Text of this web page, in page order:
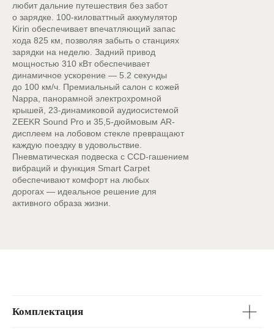
любит дальние путешествия без забот
о зарядке. 100-киловаттный аккумулятор
Kirin обеспечивает впечатляющий запас
хода 825 км, позволяя забыть о станциях
зарядки на неделю. Задний привод
мощностью 310 кВт обеспечивает
динамичное ускорение — 5.2 секунды
до 100 км/ч. Премиальный салон с кожей
Nappa, панорамной электрохромной
крышей, 23-динамиковой аудиосистемой
ZEEKR Sound Pro и 35,5-дюймовым AR-
дисплеем на лобовом стекле превращают
каждую поездку в удовольствие.
Пневматическая подвеска с CCD-гашением
вибраций и функция Smart Carpet
обеспечивают комфорт на любых
дорогах — идеальное решение для
активного образа жизни.
Комплектация
6 лет
Zeekr 007
от 5 900 000 ₽